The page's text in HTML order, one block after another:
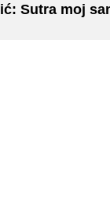
Sutra moj